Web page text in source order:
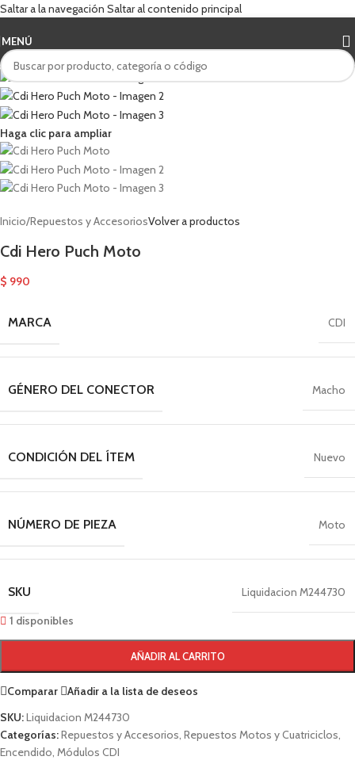
Saltar a la navegación Saltar al contenido principal
MENÚ
Haga clic para ampliar
Inicio/Repuestos y AccesoriosVolver a productos
Cdi Hero Puch Moto
$ 990
MARCA CDI
GÉNERO DEL CONECTOR Macho
CONDICIÓN DEL ÍTEM Nuevo
NÚMERO DE PIEZA Moto
SKU
Liquidacion M244730
1 disponibles
AÑADIR AL CARRITO
Comparar
Añadir a la lista de deseos
SKU:Liquidacion M244730
Categorías:Repuestos y Accesorios, Repuestos Motos y Cuatriciclos,
Encendido, Módulos CDI